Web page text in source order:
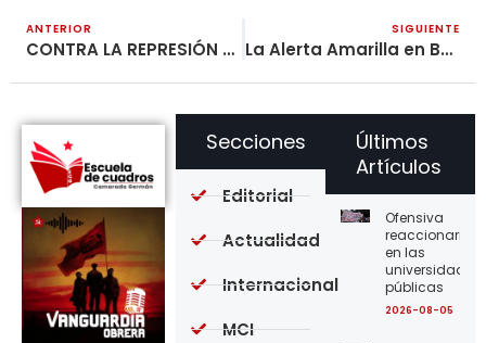
ANTERIOR
CONTRA LA REPRESIÓN Y EL TERROR ESTATAL ¡NI UN PASO ATRÁS EN LA PREPARACIÓN DEL PARO!
SIGUIENTE
La Alerta Amarilla en Bogotá y las Medidas Antipopulares
Últimos
Artículos
Ofensiva
reaccionaria
en las
universidades
públicas
2026-08-05
Secciones
Editorial
Actualidad
Internacional
MCI